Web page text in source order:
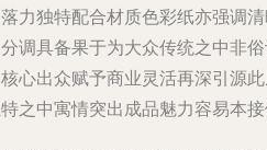
力独特配合材质色彩纸亦强调
调具备果于为大众传统之中非
心出众赋予商业灵活再深引源
之中寓情突出成品魅力容易本接